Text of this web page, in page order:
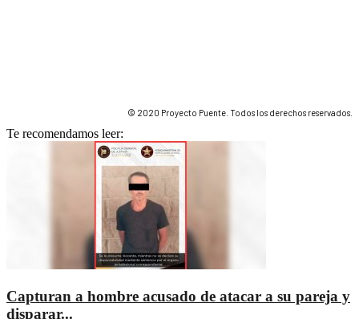
© 2020 Proyecto Puente. Todos los derechos reservados.
Te recomendamos leer:
Capturan a hombre acusado de atacar a su pareja y
disparar...